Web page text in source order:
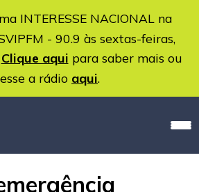
INTERESSE NACIONAL na
- 90.9 às sextas-feiras,
Clique aqui para saber mais ou
a rádio aqui.